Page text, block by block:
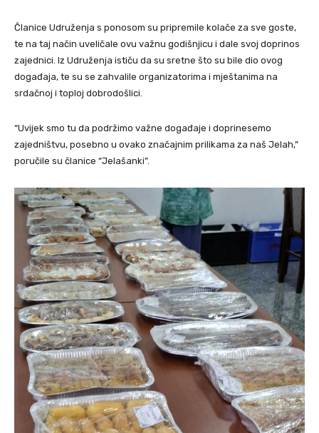
Članice Udruženja s ponosom su pripremile kolače za sve goste,
te na taj način uveličale ovu važnu godišnjicu i dale svoj doprinos
zajednici. Iz Udruženja ističu da su sretne što su bile dio ovog
događaja, te su se zahvalile organizatorima i mještanima na
srdačnoj i toploj dobrodošlici.
“Uvijek smo tu da podržimo važne događaje i doprinesemo
zajedništvu, posebno u ovako značajnim prilikama za naš Jelah,”
poručile su članice “Jelašanki”.